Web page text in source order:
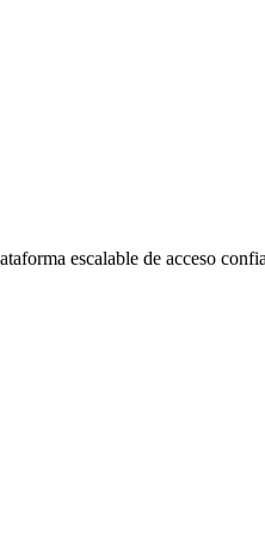
escalable de acceso